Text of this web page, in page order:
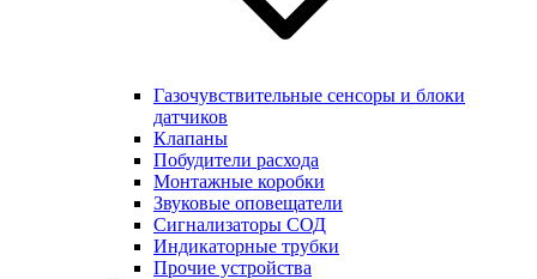
Газочувствительные сенсоры и блоки
датчиков
Клапаны
Побудители расхода
Монтажные коробки
Звуковые оповещатели
Сигнализаторы СОД
Индикаторные трубки
Прочие устройства